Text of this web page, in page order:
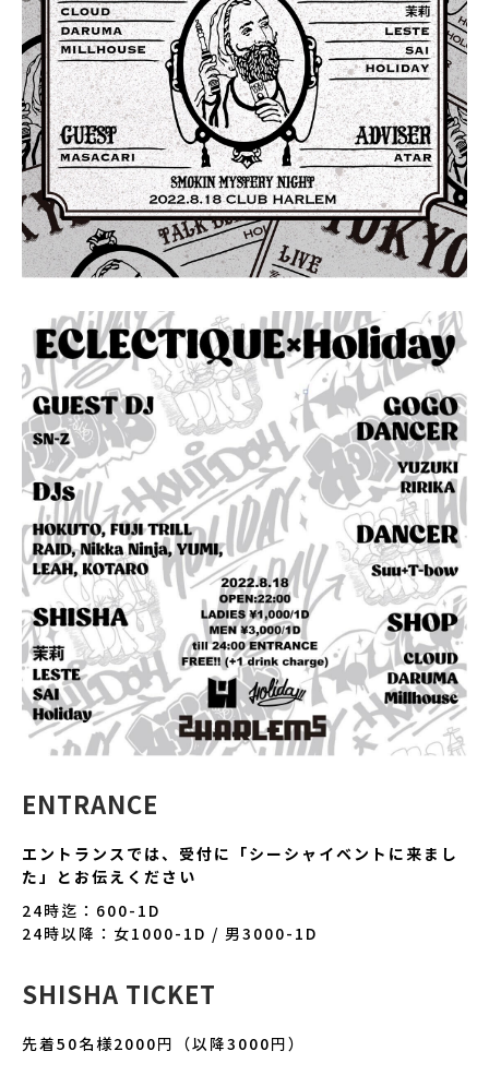
ENTRANCE
エントランスでは、受付に「シーシャイベントに来まし
た」とお伝えください
24時迄：600-1D
24時以降：女1000-1D / 男3000-1D
SHISHA TICKET
先着50名様2000円（以降3000円）